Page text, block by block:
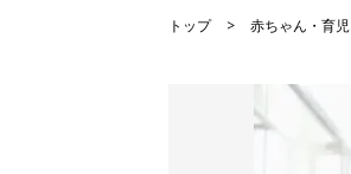
トップ 赤ちゃん・育児